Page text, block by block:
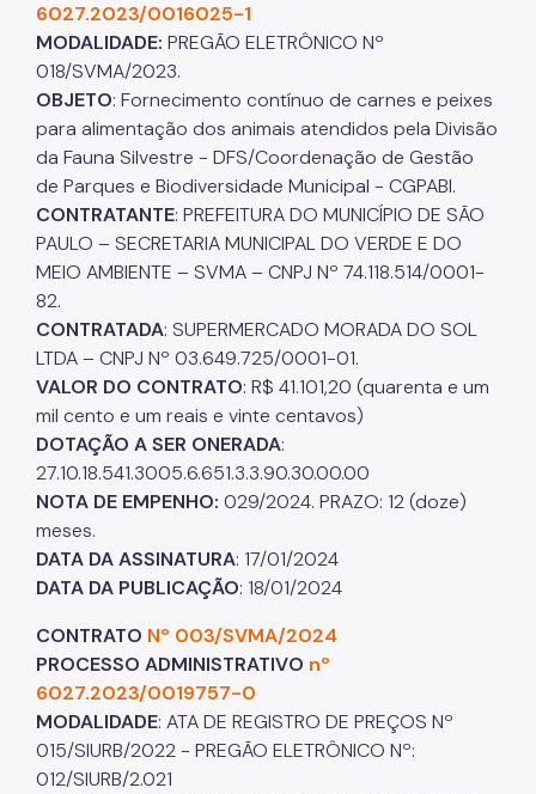
6027.2023/0016025-1
MODALIDADE: PREGÃO ELETRÔNICO Nº
018/SVMA/2023.
OBJETO: Fornecimento contínuo de carnes e peixes
para alimentação dos animais atendidos pela Divisão
da Fauna Silvestre - DFS/Coordenação de Gestão
de Parques e Biodiversidade Municipal - CGPABI.
CONTRATANTE: PREFEITURA DO MUNICÍPIO DE SÃO
PAULO – SECRETARIA MUNICIPAL DO VERDE E DO
MEIO AMBIENTE – SVMA – CNPJ Nº 74.118.514/0001-
82.
CONTRATADA: SUPERMERCADO MORADA DO SOL
LTDA – CNPJ Nº 03.649.725/0001-01.
VALOR DO CONTRATO: R$ 41.101,20 (quarenta e um
mil cento e um reais e vinte centavos)
DOTAÇÃO A SER ONERADA:
27.10.18.541.3005.6.651.3.3.90.30.00.00
NOTA DE EMPENHO: 029/2024. PRAZO: 12 (doze)
meses.
DATA DA ASSINATURA: 17/01/2024
DATA DA PUBLICAÇÃO: 18/01/2024
CONTRATO Nº 003/SVMA/2024
PROCESSO ADMINISTRATIVO nº
6027.2023/0019757-0
MODALIDADE: ATA DE REGISTRO DE PREÇOS Nº
015/SIURB/2022 - PREGÃO ELETRÔNICO Nº:
012/SIURB/2.021